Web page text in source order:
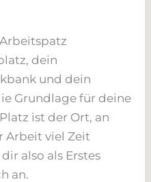
dein
und dein
Grundlage für deine
ist der Ort, an
Arbeit viel Zeit
also als Erstes
an.